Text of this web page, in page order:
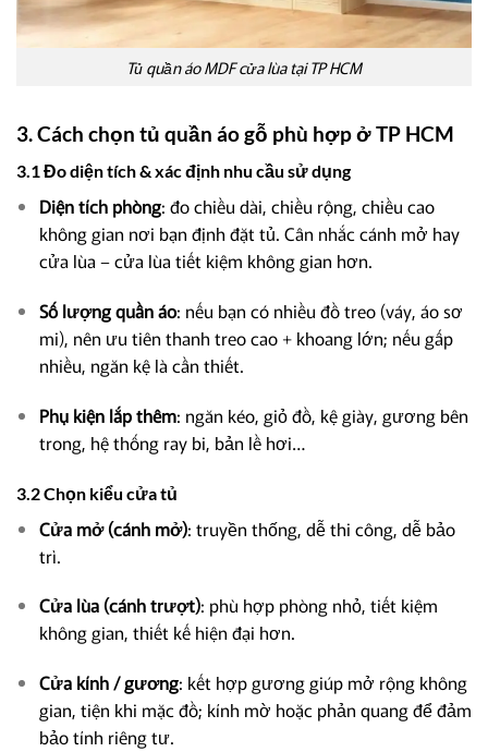
Tủ quần áo MDF cửa lùa tại TP HCM
3. Cách chọn tủ quần áo gỗ phù hợp ở TP HCM
3.1 Đo diện tích & xác định nhu cầu sử dụng
Diện tích phòng: đo chiều dài, chiều rộng, chiều cao
không gian nơi bạn định đặt tủ. Cân nhắc cánh mở hay
cửa lùa – cửa lùa tiết kiệm không gian hơn.
Số lượng quần áo: nếu bạn có nhiều đồ treo (váy, áo sơ
mi), nên ưu tiên thanh treo cao + khoang lớn; nếu gấp
nhiều, ngăn kệ là cần thiết.
Phụ kiện lắp thêm: ngăn kéo, giỏ đồ, kệ giày, gương bên
trong, hệ thống ray bi, bản lề hơi…
3.2 Chọn kiểu cửa tủ
Cửa mở (cánh mở): truyền thống, dễ thi công, dễ bảo
trì.
Cửa lùa (cánh trượt): phù hợp phòng nhỏ, tiết kiệm
không gian, thiết kế hiện đại hơn.
Cửa kính / gương: kết hợp gương giúp mở rộng không
gian, tiện khi mặc đồ; kính mờ hoặc phản quang để đảm
bảo tính riêng tư.